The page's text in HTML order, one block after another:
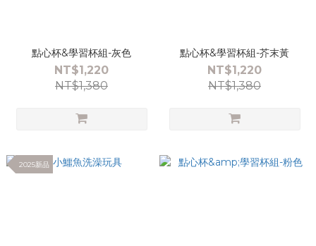
點心杯&學習杯組-灰色
NT$1,220
NT$1,380
點心杯&學習杯組-芥末黃
NT$1,220
NT$1,380
2025新品